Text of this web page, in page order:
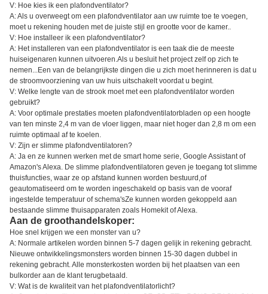
V: Hoe kies ik een plafondventilator?
A: Als u overweegt om een plafondventilator aan uw ruimte toe te voegen,
moet u rekening houden met de juiste stijl en grootte voor de kamer..
V: Hoe installeer ik een plafondventilator?
A: Het installeren van een plafondventilator is een taak die de meeste
huiseigenaren kunnen uitvoeren.Als u besluit het project zelf op zich te
nemen...Een van de belangrijkste dingen die u zich moet herinneren is dat u
de stroomvoorziening van uw huis uitschakelt voordat u begint.
V: Welke lengte van de strook moet met een plafondventilator worden
gebruikt?
A: Voor optimale prestaties moeten plafondventilatorbladen op een hoogte
van ten minste 2,4 m van de vloer liggen, maar niet hoger dan 2,8 m om een
ruimte optimaal af te koelen.
V: Zijn er slimme plafondventilatoren?
A: Ja en ze kunnen werken met de smart home serie, Google Assistant of
Amazon's Alexa. De slimme plafondventilatoren geven je toegang tot slimme
thuisfuncties, waar ze op afstand kunnen worden bestuurd,of
geautomatiseerd om te worden ingeschakeld op basis van de vooraf
ingestelde temperatuur of schema'sZe kunnen worden gekoppeld aan
bestaande slimme thuisapparaten zoals Homekit of Alexa.
Aan de groothandelskoper:
Hoe snel krijgen we een monster van u?
A: Normale artikelen worden binnen 5-7 dagen gelijk in rekening gebracht.
Nieuwe ontwikkelingsmonsters worden binnen 15-30 dagen dubbel in
rekening gebracht. Alle monsterkosten worden bij het plaatsen van een
bulkorder aan de klant terugbetaald.
V: Wat is de kwaliteit van het plafondventilatorlicht?